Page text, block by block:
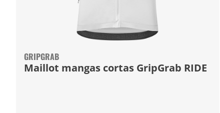
GRIPGRAB
Maillot mangas cortas GripGrab RIDE